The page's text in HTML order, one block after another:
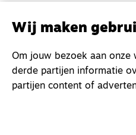
Wij maken
Om jouw bezoek aan
derde partijen informatie
partijen content of